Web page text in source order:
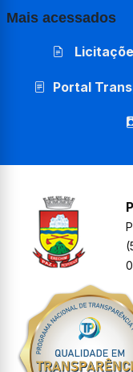
Mais acessados
Portal